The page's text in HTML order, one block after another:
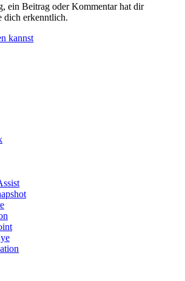
ein Beitrag oder Kommentar hat dir
dich erkenntlich.
kannst